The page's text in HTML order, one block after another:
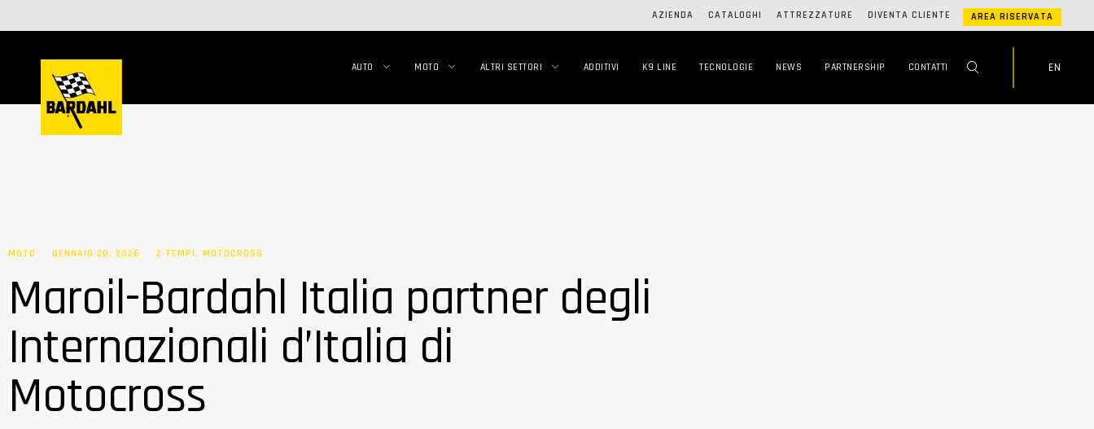
AZIENDA CATALOGHI ATTREZZATURE DIVENTA CLIENTE AREA RISERVATA
AUTO MOTO ALTRI SETTORI ADDITIVI K9 LINE TECNOLOGIE NEWS PARTNERSHIP CONTATTI EN
MOTO GENNAIO 20, 2026 2 TEMPI, MOTOCROSS
Maroil-Bardahl Italia partner degli
Internazionali d’Italia di
Motocross